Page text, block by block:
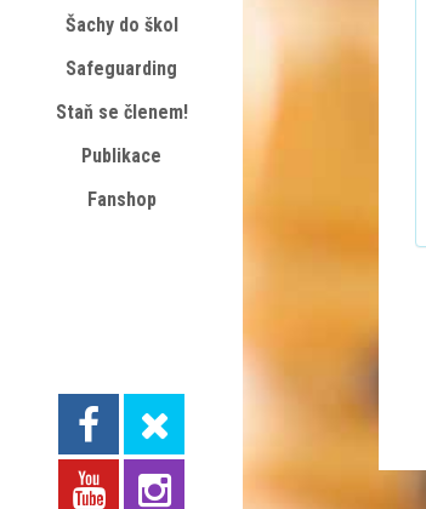
Šachy do škol
Safeguarding
Staň se členem!
Publikace
Fanshop